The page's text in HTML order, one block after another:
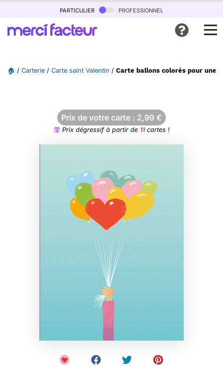
particulier professionnel
🏠 / Carterie / Carte saint Valentin / Carte ballons colorés pour une
Prix de votre carte : 2,99 €
Prix dégressif à partir de 11cartes !